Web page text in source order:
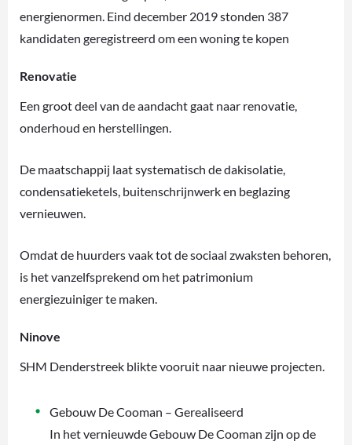
energienormen. Eind december 2019 stonden 387
kandidaten geregistreerd om een woning te kopen
Renovatie
Een groot deel van de aandacht gaat naar renovatie,
onderhoud en herstellingen.
De maatschappij laat systematisch de dakisolatie,
condensatieketels, buitenschrijnwerk en beglazing
vernieuwen.
Omdat de huurders vaak tot de sociaal zwaksten behoren,
is het vanzelfsprekend om het patrimonium
energiezuiniger te maken.
Ninove
SHM Denderstreek blikte vooruit naar nieuwe projecten.
Gebouw De Cooman – Gerealiseerd
In het vernieuwde Gebouw De Cooman zijn op de